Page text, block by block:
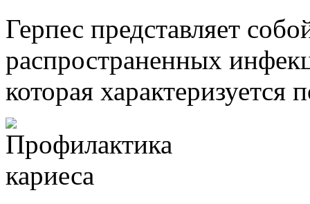
Герпес представляет
распространенных
которая